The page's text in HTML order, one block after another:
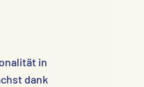
in
dank